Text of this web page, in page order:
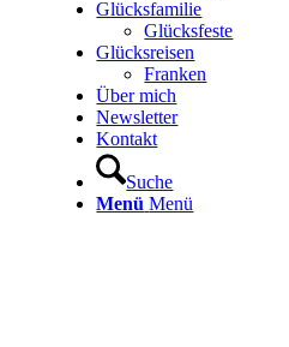
Glücksfamilie
Glücksfeste
Glücksreisen
Franken
Über mich
Newsletter
Kontakt
Suche
Menü Menü